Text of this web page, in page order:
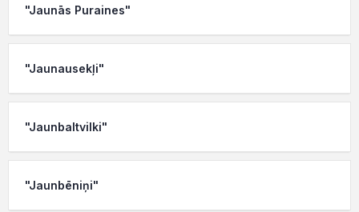
"Jaunās Puraines"
"Jaunausekļi"
"Jaunbaltvilki"
"Jaunbēniņi"